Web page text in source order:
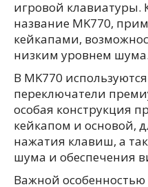
игровой клавиатуры.
название MK770,
кейкапами,
низким уровнем шума.
В MK770
переключатели
особая конструкция
кейкапом и основой,
нажатия клавиш, а
шума и обеспечения
Важной особенностью